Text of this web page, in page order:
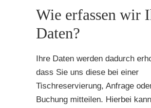
Wie erfassen wir
Daten?
Ihre Daten werden dadurch
dass Sie uns diese bei einer
Tischreservierung, Anfrage
Buchung mitteilen. Hierbei